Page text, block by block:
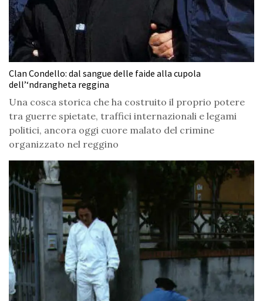
Clan Condello: dal sangue delle faide alla cupola
dell’‘ndrangheta reggina
Una cosca storica che ha costruito il proprio potere
tra guerre spietate, traffici internazionali e legami
politici, ancora oggi cuore malato del crimine
organizzato nel reggino